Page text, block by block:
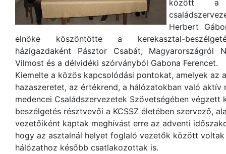
között a
Herbert
elnöke köszöntötte a kerekasztal-
házigazdaként Pásztor Csabát, Magyarországról
Vilmost és a délvidéki szórványból Gabona Ferencet.
Kiemelte a közös kapcsolódási pontokat, amelyek az
hazaszeretet, az értékrend, a hálózatokban való
medencei Családszervezetek Szövetségében végzett
beszélgetés résztvevői a KCSSZ életében szervező,
vezetőiként kaptak meghívást erre az adventi
hogy az asztalnál helyet foglaló vezetők között voltak
hálózathoz később csatlakozottak is.